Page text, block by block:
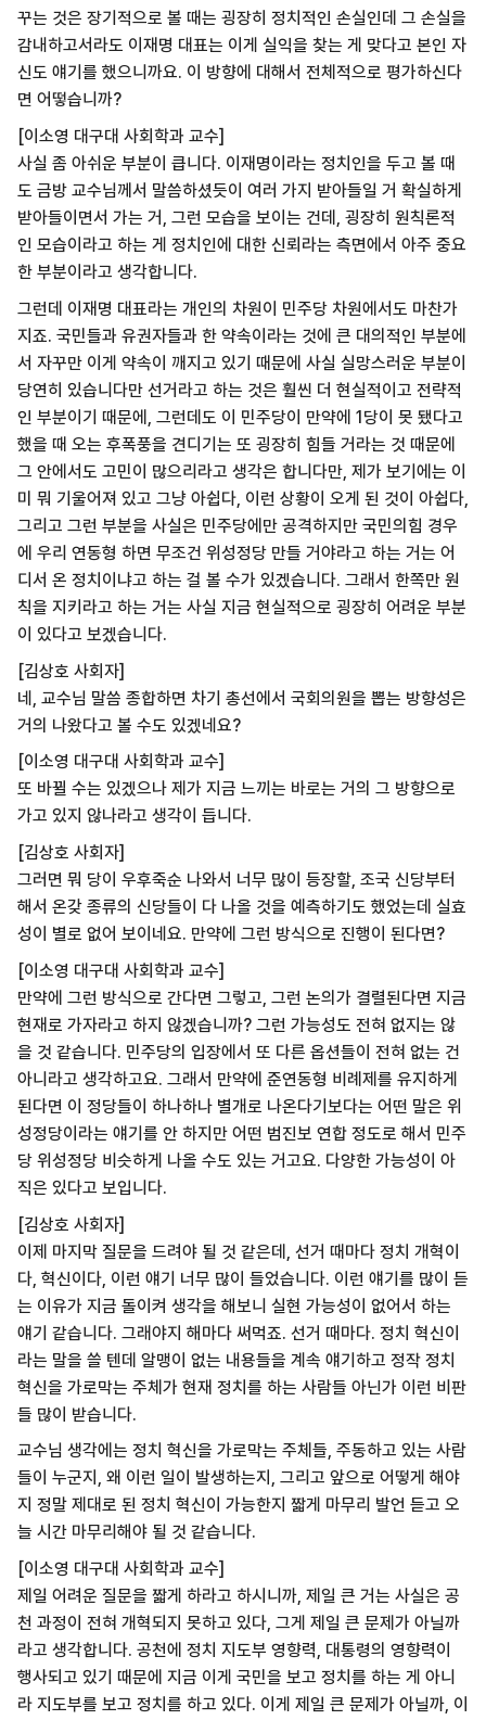
꾸는 것은 장기적으로 볼 때는 굉장히 정치적인 손실인데 그 손실을
감내하고서라도 이재명 대표는 이게 실익을 찾는 게 맞다고 본인 자
신도 얘기를 했으니까요. 이 방향에 대해서 전체적으로 평가하신다
면 어떻습니까?
[이소영 대구대 사회학과 교수]
사실 좀 아쉬운 부분이 큽니다. 이재명이라는 정치인을 두고 볼 때
도 금방 교수님께서 말씀하셨듯이 여러 가지 받아들일 거 확실하게
받아들이면서 가는 거, 그런 모습을 보이는 건데, 굉장히 원칙론적
인 모습이라고 하는 게 정치인에 대한 신뢰라는 측면에서 아주 중요
한 부분이라고 생각합니다.
그런데 이재명 대표라는 개인의 차원이 민주당 차원에서도 마찬가
지죠. 국민들과 유권자들과 한 약속이라는 것에 큰 대의적인 부분에
서 자꾸만 이게 약속이 깨지고 있기 때문에 사실 실망스러운 부분이
당연히 있습니다만 선거라고 하는 것은 훨씬 더 현실적이고 전략적
인 부분이기 때문에, 그런데도 이 민주당이 만약에 1당이 못 됐다고
했을 때 오는 후폭풍을 견디기는 또 굉장히 힘들 거라는 것 때문에
그 안에서도 고민이 많으리라고 생각은 합니다만, 제가 보기에는 이
미 뭐 기울어져 있고 그냥 아쉽다, 이런 상황이 오게 된 것이 아쉽다,
그리고 그런 부분을 사실은 민주당에만 공격하지만 국민의힘 경우
에 우리 연동형 하면 무조건 위성정당 만들 거야라고 하는 거는 어
디서 온 정치이냐고 하는 걸 볼 수가 있겠습니다. 그래서 한쪽만 원
칙을 지키라고 하는 거는 사실 지금 현실적으로 굉장히 어려운 부분
이 있다고 보겠습니다.
[김상호 사회자]
네, 교수님 말씀 종합하면 차기 총선에서 국회의원을 뽑는 방향성은
거의 나왔다고 볼 수도 있겠네요?
[이소영 대구대 사회학과 교수]
또 바뀔 수는 있겠으나 제가 지금 느끼는 바로는 거의 그 방향으로
가고 있지 않나라고 생각이 듭니다.
[김상호 사회자]
그러면 뭐 당이 우후죽순 나와서 너무 많이 등장할, 조국 신당부터
해서 온갖 종류의 신당들이 다 나올 것을 예측하기도 했었는데 실효
성이 별로 없어 보이네요. 만약에 그런 방식으로 진행이 된다면?
[이소영 대구대 사회학과 교수]
만약에 그런 방식으로 간다면 그렇고, 그런 논의가 결렬된다면 지금
현재로 가자라고 하지 않겠습니까? 그런 가능성도 전혀 없지는 않
을 것 같습니다. 민주당의 입장에서 또 다른 옵션들이 전혀 없는 건
아니라고 생각하고요. 그래서 만약에 준연동형 비례제를 유지하게
된다면 이 정당들이 하나하나 별개로 나온다기보다는 어떤 말은 위
성정당이라는 얘기를 안 하지만 어떤 범진보 연합 정도로 해서 민주
당 위성정당 비슷하게 나올 수도 있는 거고요. 다양한 가능성이 아
직은 있다고 보입니다.
[김상호 사회자]
이제 마지막 질문을 드려야 될 것 같은데, 선거 때마다 정치 개혁이
다, 혁신이다, 이런 얘기 너무 많이 들었습니다. 이런 얘기를 많이 듣
는 이유가 지금 돌이켜 생각을 해보니 실현 가능성이 없어서 하는
얘기 같습니다. 그래야지 해마다 써먹죠. 선거 때마다. 정치 혁신이
라는 말을 쓸 텐데 알맹이 없는 내용들을 계속 얘기하고 정작 정치
혁신을 가로막는 주체가 현재 정치를 하는 사람들 아닌가 이런 비판
들 많이 받습니다.
교수님 생각에는 정치 혁신을 가로막는 주체들, 주동하고 있는 사람
들이 누군지, 왜 이런 일이 발생하는지, 그리고 앞으로 어떻게 해야
지 정말 제대로 된 정치 혁신이 가능한지 짧게 마무리 발언 듣고 오
늘 시간 마무리해야 될 것 같습니다.
[이소영 대구대 사회학과 교수]
제일 어려운 질문을 짧게 하라고 하시니까, 제일 큰 거는 사실은 공
천 과정이 전혀 개혁되지 못하고 있다, 그게 제일 큰 문제가 아닐까
라고 생각합니다. 공천에 정치 지도부 영향력, 대통령의 영향력이
행사되고 있기 때문에 지금 이게 국민을 보고 정치를 하는 게 아니
라 지도부를 보고 정치를 하고 있다. 이게 제일 큰 문제가 아닐까, 이